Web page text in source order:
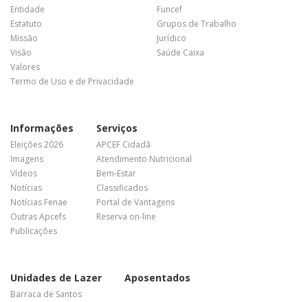
Entidade
Estatuto
Missão
Visão
Valores
Termo de Uso e de Privacidade
Funcef
Grupos de Trabalho
Jurídico
Saúde Caixa
Informações
Eleições 2026
Imagens
Vídeos
Notícias
Notícias Fenae
Outras Apcefs
Publicações
Serviços
APCEF Cidadã
Atendimento Nutricional
Bem-Estar
Classificados
Portal de Vantagens
Reserva on-line
Unidades de Lazer
Barraca de Santos
Aposentados